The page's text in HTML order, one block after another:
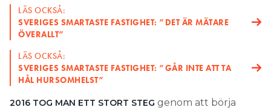
exempel från Philips och SG.
– SYSTEM UTAN
Inte heller det populära Plejd har en chans på sikt,
tror han, även om det i dag kan kommunicera med
Google Home.
LÄS OCKSÅ:
SVERIGES SMARTASTE FASTIGHET: ”DET ÄR MÄTARE
ÖVERALLT”
LÄS OCKSÅ:
SVERIGES SMARTASTE FASTIGHET: ”GÅR INTE ATT TA
HÅL HURSOMHELST”
2016 TOG MAN ETT STORT STEG genom att börja